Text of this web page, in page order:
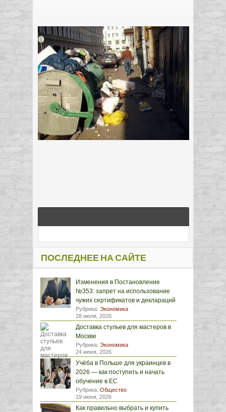
ПОСЛЕДНЕЕ НА САЙТЕ
Изменения в Постановление
№353: запрет на использование
чужих сертификатов и деклараций
Рубрика: Экономика
28 июля, 2026
Доставка стульев для мастеров в
Москве
Рубрика: Экономика
24 июня, 2026
Учёба в Польше для украинцев в
2026 — как поступить и начать
обучение в ЕС
Рубрика: Общество
19 июня, 2026
Как правильно выбрать и купить